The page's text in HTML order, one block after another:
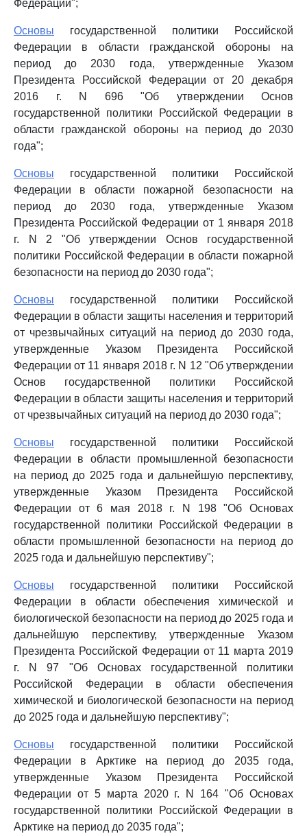
Федерации";
Основы государственной политики Российской
Федерации в области гражданской обороны на
период до 2030 года, утвержденные Указом
Президента Российской Федерации от 20 декабря
2016 г. N 696 "Об утверждении Основ
государственной политики Российской Федерации в
области гражданской обороны на период до 2030
года";
Основы государственной политики Российской
Федерации в области пожарной безопасности на
период до 2030 года, утвержденные Указом
Президента Российской Федерации от 1 января 2018
г. N 2 "Об утверждении Основ государственной
политики Российской Федерации в области пожарной
безопасности на период до 2030 года";
Основы государственной политики Российской
Федерации в области защиты населения и территорий
от чрезвычайных ситуаций на период до 2030 года,
утвержденные Указом Президента Российской
Федерации от 11 января 2018 г. N 12 "Об утверждении
Основ государственной политики Российской
Федерации в области защиты населения и территорий
от чрезвычайных ситуаций на период до 2030 года";
Основы государственной политики Российской
Федерации в области промышленной безопасности
на период до 2025 года и дальнейшую перспективу,
утвержденные Указом Президента Российской
Федерации от 6 мая 2018 г. N 198 "Об Основах
государственной политики Российской Федерации в
области промышленной безопасности на период до
2025 года и дальнейшую перспективу";
Основы государственной политики Российской
Федерации в области обеспечения химической и
биологической безопасности на период до 2025 года и
дальнейшую перспективу, утвержденные Указом
Президента Российской Федерации от 11 марта 2019
г. N 97 "Об Основах государственной политики
Российской Федерации в области обеспечения
химической и биологической безопасности на период
до 2025 года и дальнейшую перспективу";
Основы государственной политики Российской
Федерации в Арктике на период до 2035 года,
утвержденные Указом Президента Российской
Федерации от 5 марта 2020 г. N 164 "Об Основах
государственной политики Российской Федерации в
Арктике на период до 2035 года";